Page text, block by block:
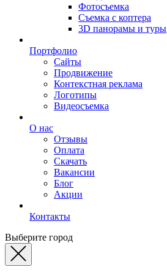
Фотосъемка
Съемка с коптера
3D панорамы и туры
Портфолио
Сайты
Продвижение
Контекстная реклама
Логотипы
Видеосъемка
О нас
Отзывы
Оплата
Скачать
Вакансии
Блог
Акции
Контакты
Выберите город